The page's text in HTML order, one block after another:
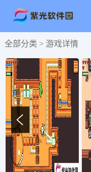
全部分类 > 游戏详情